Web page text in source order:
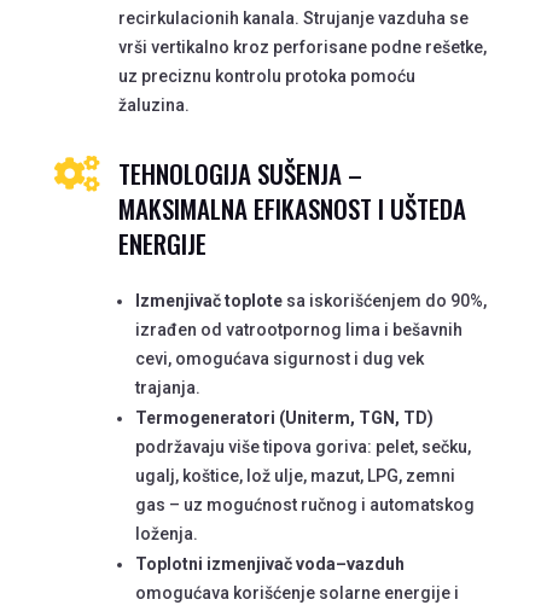
recirkulacionih kanala. Strujanje vazduha se
vrši vertikalno kroz perforisane podne rešetke,
uz preciznu kontrolu protoka pomoću
žaluzina.
 TEHNOLOGIJA SUŠENJA –
MAKSIMALNA EFIKASNOST I UŠTEDA
ENERGIJE
Izmenjivač toplotesa iskorišćenjem do 90%,
izrađen od vatrootpornog lima i bešavnih
cevi, omogućava sigurnost i dug vek
trajanja.
Termogeneratori (Uniterm, TGN, TD)
podržavaju više tipova goriva: pelet, sečku,
ugalj, koštice, lož ulje, mazut, LPG, zemni
gas – uz mogućnost ručnog i automatskog
loženja.
Toplotni izmenjivač voda–vazduh
omogućava korišćenje solarne energije i